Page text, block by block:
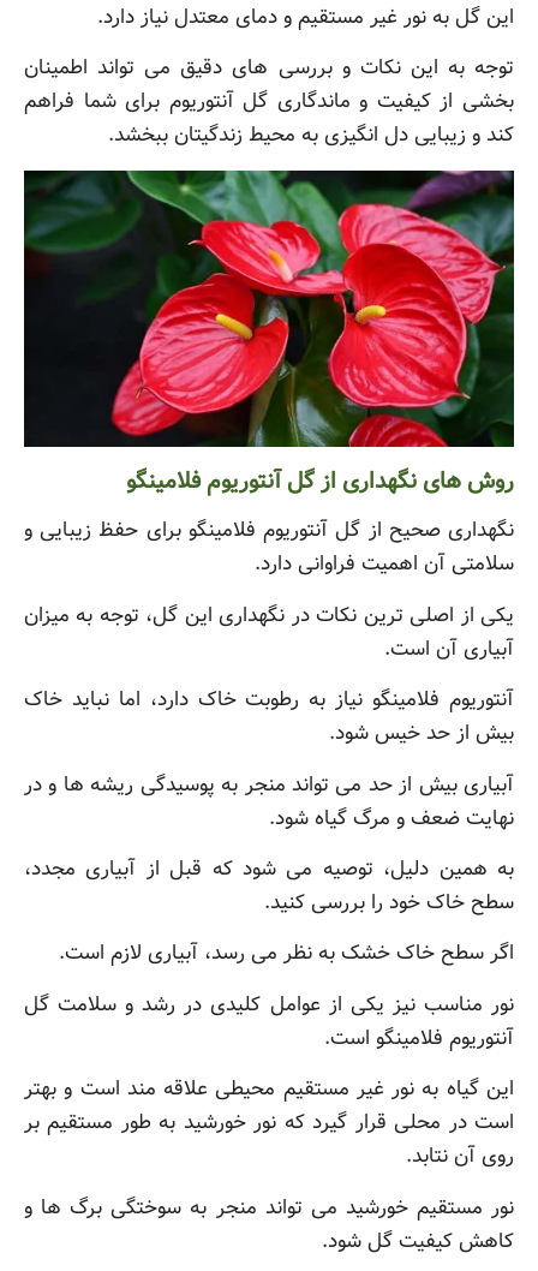
این گل به نور غیر مستقیم و دمای معتدل نیاز دارد.
توجه به این نکات و بررسی های دقیق می تواند اطمینان
بخشی از کیفیت و ماندگاری گل آنتوریوم برای شما فراهم
کند و زیبایی دل انگیزی به محیط زندگیتان ببخشد.
روش های نگهداری از گل آنتوریوم فلامینگو
نگهداری صحیح از گل آنتوریوم فلامینگو برای حفظ زیبایی و
سلامتی آن اهمیت فراوانی دارد.
یکی از اصلی ترین نکات در نگهداری این گل، توجه به میزان
آبیاری آن است.
آنتوریوم فلامینگو نیاز به رطوبت خاک دارد، اما نباید خاک
بیش از حد خیس شود.
آبیاری بیش از حد می تواند منجر به پوسیدگی ریشه ها و در
نهایت ضعف و مرگ گیاه شود.
به همین دلیل، توصیه می شود که قبل از آبیاری مجدد،
سطح خاک خود را بررسی کنید.
اگر سطح خاک خشک به نظر می رسد، آبیاری لازم است.
نور مناسب نیز یکی از عوامل کلیدی در رشد و سلامت گل
آنتوریوم فلامینگو است.
این گیاه به نور غیر مستقیم محیطی علاقه مند است و بهتر
است در محلی قرار گیرد که نور خورشید به طور مستقیم بر
روی آن نتابد.
نور مستقیم خورشید می تواند منجر به سوختگی برگ ها و
کاهش کیفیت گل شود.